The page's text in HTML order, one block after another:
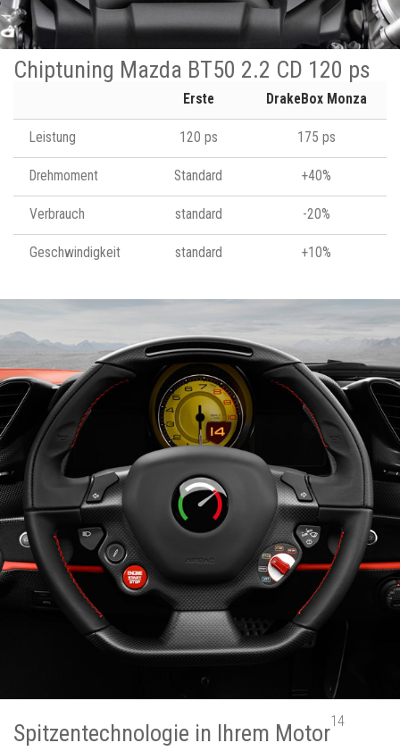
Chiptuning Mazda BT50 2.2 CD 120 ps
Erste DrakeBox Monza
Leistung 120 ps 175 ps
Drehmoment Standard +40%
Verbrauch standard -20%
Geschwindigkeit standard +10%
Spitzentechnologie in Ihrem Motor14